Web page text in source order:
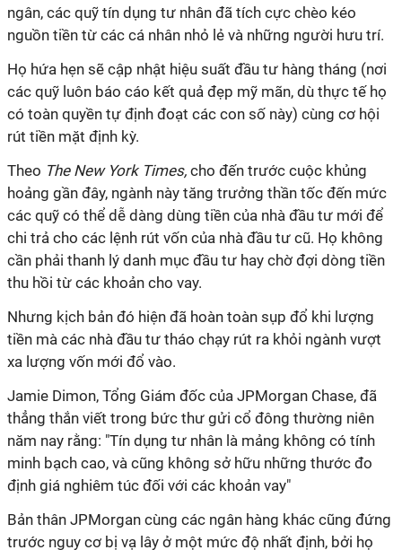
ngân, các quỹ tín dụng tư nhân đã tích cực chèo kéo
nguồn tiền từ các cá nhân nhỏ lẻ và những người hưu trí.
Họ hứa hẹn sẽ cập nhật hiệu suất đầu tư hàng tháng (nơi
các quỹ luôn báo cáo kết quả đẹp mỹ mãn, dù thực tế họ
có toàn quyền tự định đoạt các con số này) cùng cơ hội
rút tiền mặt định kỳ.
Theo The New York Times, cho đến trước cuộc khủng
hoảng gần đây, ngành này tăng trưởng thần tốc đến mức
các quỹ có thể dễ dàng dùng tiền của nhà đầu tư mới để
chi trả cho các lệnh rút vốn của nhà đầu tư cũ. Họ không
cần phải thanh lý danh mục đầu tư hay chờ đợi dòng tiền
thu hồi từ các khoản cho vay.
Nhưng kịch bản đó hiện đã hoàn toàn sụp đổ khi lượng
tiền mà các nhà đầu tư tháo chạy rút ra khỏi ngành vượt
xa lượng vốn mới đổ vào.
Jamie Dimon, Tổng Giám đốc của JPMorgan Chase, đã
thẳng thắn viết trong bức thư gửi cổ đông thường niên
năm nay rằng: "Tín dụng tư nhân là mảng không có tính
minh bạch cao, và cũng không sở hữu những thước đo
định giá nghiêm túc đối với các khoản vay"
Bản thân JPMorgan cùng các ngân hàng khác cũng đứng
trước nguy cơ bị vạ lây ở một mức độ nhất định, bởi họ